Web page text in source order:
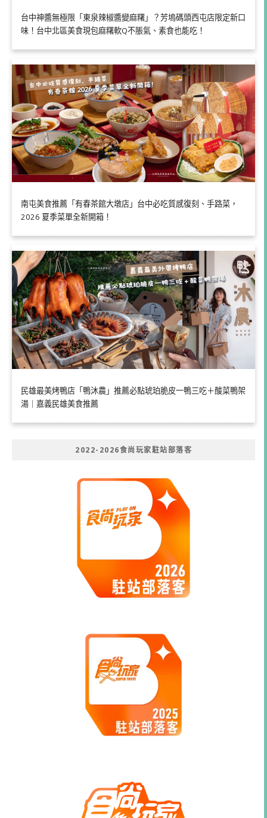
台中神醬無極限「東泉辣椒醬變麻糬」？芳塢碼頭西屯店限定新口
味！台中北區美食現包麻糬軟Q不脹氣、素食也能吃！
南屯美食推薦「有春茶館大墩店」台中必吃質感復刻、手路菜，
2026 夏季菜單全新開箱！
民雄最美烤鴨店「鴨沐農」推薦必點琥珀脆皮一鴨三吃＋酸菜鴨架
湯｜嘉義民雄美食推薦
2022-2026食尚玩家駐站部落客